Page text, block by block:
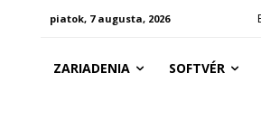
piatok, 7 augusta, 2026
ZARIADENIA SOFTVÉR